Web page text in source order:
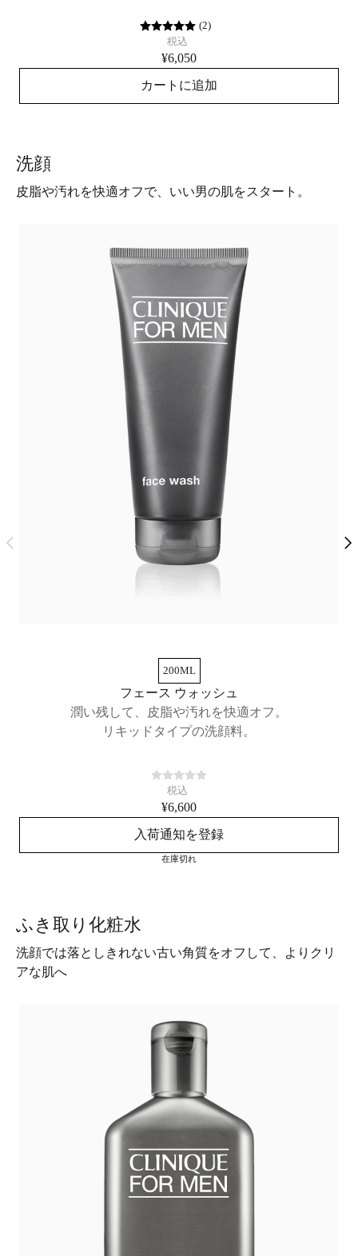
(2)
税込
¥6,050
カートに追加
洗顔
皮脂や汚れを快適オフで、いい男の肌をスタート。
200ML
フェース ウォッシュ
潤い残して、皮脂や汚れを快適オフ。
リキッドタイプの洗顔料。
税込
¥6,600
入荷通知を登録
在庫切れ
ふき取り化粧水
洗顔では落としきれない古い角質をオフして、よりクリ
アな肌へ